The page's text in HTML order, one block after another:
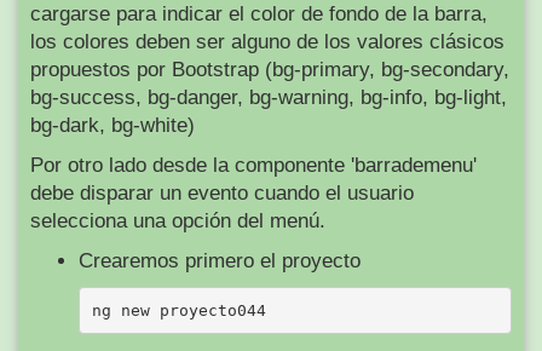
cargarse para indicar el color de fondo de la barra,
los colores deben ser alguno de los valores clásicos
propuestos por Bootstrap (bg-primary, bg-secondary,
bg-success, bg-danger, bg-warning, bg-info, bg-light,
bg-dark, bg-white)
Por otro lado desde la componente 'barrademenu'
debe disparar un evento cuando el usuario
selecciona una opción del menú.
Crearemos primero el proyecto
ng new proyecto044